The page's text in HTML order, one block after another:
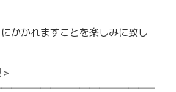
かかれますことを楽しみに致し